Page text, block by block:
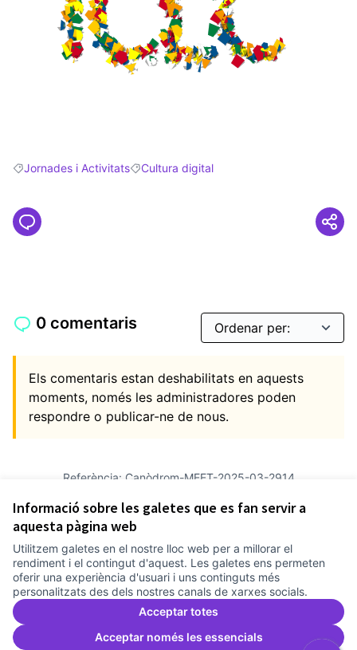
Informació sobre les galetes que es fan servir a
aquesta pàgina web
Utilitzem galetes en el nostre lloc web per a millorar el
rendiment i el contingut d'aquest. Les galetes ens permeten
oferir una experiència d'usuari i uns continguts més
personalitzats des dels nostres canals de xarxes socials.
Acceptar totes
Acceptar només les essencials
Resultats en filtrar per: Jornades i Activitats
Jornades i ActivitatsResultats en filtrar per: Cultura digital
Cultura digital
0 comentaris
Els comentaris estan deshabilitats en aquests
moments, només les administradores poden
respondre o publicar-ne de nous.
Referència: Canòdrom-MEET-2025-03-2914
Afegir al calendari
Termes i condicions d'ús
Configuració de les galetes
Comunitat Canòdrom a Facebook
(Link externo)
Comunitat Canòdrom a Instagram
(Link externo)
Comunitat Canòdrom a YouTube
(Link externo)
Català
Triar la llengua Elegir el idiomaChoose language